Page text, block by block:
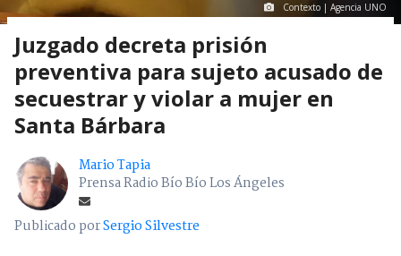
Contexto | Agencia UNO
Juzgado decreta prisión
preventiva para sujeto acusado de
secuestrar y violar a mujer en
Santa Bárbara
Mario Tapia
Prensa Radio Bío Bío Los Ángeles
Publicado porSergio Silvestre